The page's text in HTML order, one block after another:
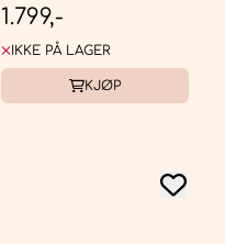
1.799,-
IKKE PÅ LAGER
KJØP